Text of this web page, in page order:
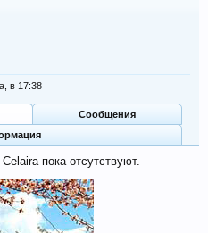
в 17:38
Сообщения
пока отсутствуют.